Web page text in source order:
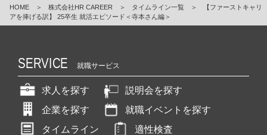
HOME ＞ 株式会社HR CAREER ＞ タイムライン一覧 ＞
【ファーストキャリ
アを捧げる訳】 25卒生 就活エピソード＜寺本さん編＞
SERVICE 就職サービス
求人を探す
説明会を探す
企業を探す
就職イベントを探す
タイムライン
適性検査